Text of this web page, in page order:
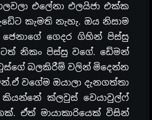
එලේනා එලයිජා එක්ක
කැමති නැහැ. ඔය නිසාම
ගෙදර ගිහින් පිස්සු
නිකං පිස්සු වගේ. ඩේමන්
බලකිරීම් වලින් මිදෙන්න
වගේම ඔයාලා දැනගත්තා
ක්ලවුස් වෙයාවුල්ෆ්
ඒත් මායාකාරියෙක් විසින්